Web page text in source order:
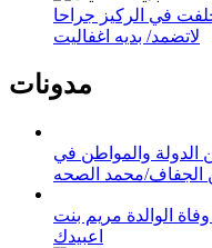
في الركيز جراحا
لاتضمد/ بديه اغفاليت
مدونات
الدولة والمواطن في
الجفاف/محمد الصحه
الوالدة مريم بنت
اعبيدك